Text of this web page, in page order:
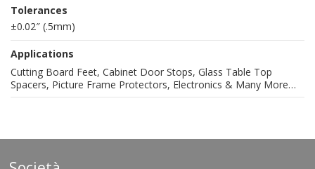
Tolerances
±0.02″ (.5mm)
Applications
Cutting Board Feet, Cabinet Door Stops, Glass Table Top
Spacers, Picture Frame Protectors, Electronics & Many More…